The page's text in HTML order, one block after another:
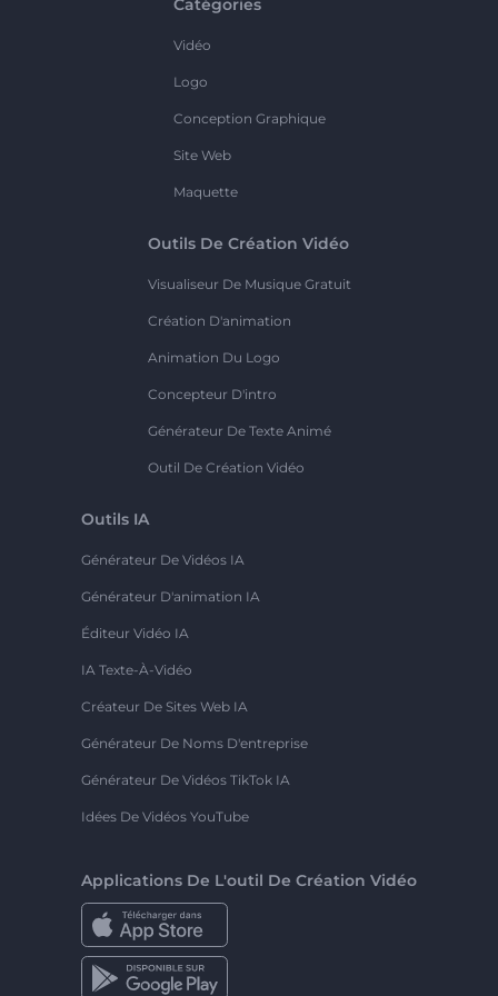
Catégories
Vidéo
Logo
Conception Graphique
Site Web
Maquette
Outils De Création Vidéo
Visualiseur De Musique Gratuit
Création D'animation
Animation Du Logo
Concepteur D'intro
Générateur De Texte Animé
Outil De Création Vidéo
Outils IA
Générateur De Vidéos IA
Générateur D'animation IA
Éditeur Vidéo IA
IA Texte-À-Vidéo
Créateur De Sites Web IA
Générateur De Noms D'entreprise
Générateur De Vidéos TikTok IA
Idées De Vidéos YouTube
Applications De L'outil De Création Vidéo